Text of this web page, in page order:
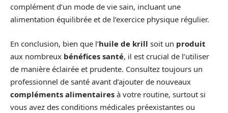
complément d’un mode de vie sain, incluant une
alimentation équilibrée et de l’exercice physique régulier.
En conclusion, bien que l’huile de krill soit un produit
aux nombreux bénéfices santé, il est crucial de l’utiliser
de manière éclairée et prudente. Consultez toujours un
professionnel de santé avant d’ajouter de nouveaux
compléments alimentaires à votre routine, surtout si
vous avez des conditions médicales préexistantes ou